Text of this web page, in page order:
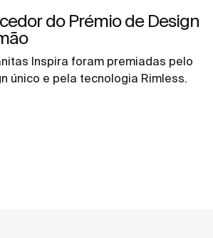
do Prémio de Design
Inspira foram premiadas pelo
único e pela tecnologia Rimless.